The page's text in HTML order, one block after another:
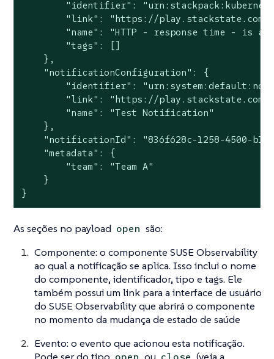
"identifier":
"link": "https://
"name": "HTTP - response time - is
        "tags": []
    },
    "notificationConfiguration": {
"identifier":
"link": "https://
        "name": "Test Notification"
    },
"notificationId": "836f628c-1258-4500-
    "metadata": {
        "team": "Team A"
    }
}
As seções no payload open são:
Componente: o componente SUSE Observability
ao qual a notificação se aplica. Isso inclui o nome
do componente, identificador, tipo e tags. Ele
também possui um link para a interface de usuário
do SUSE Observability que abrirá o componente
no momento da mudança de estado de saúde
Evento: o evento que acionou esta notificação.